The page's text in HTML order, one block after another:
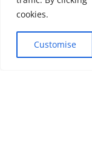
cookies.
Customise
Copyright ©